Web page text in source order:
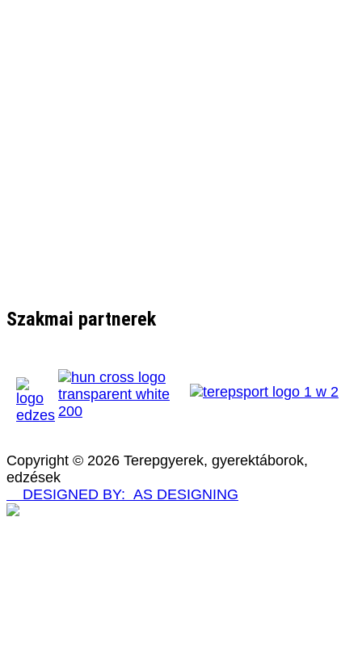
Szakmai partnerek
Copyright © 2026 Terepgyerek, gyerektáborok,
edzések
DESIGNED BY: AS DESIGNING